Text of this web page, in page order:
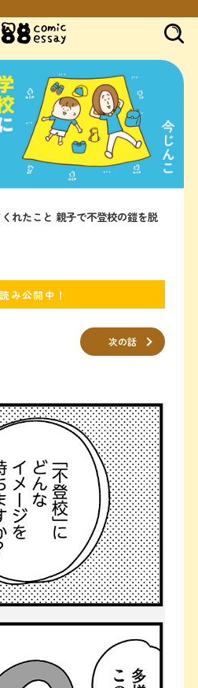
れたこと 親子で不登校の鎧を脱
み公開中！
次の話